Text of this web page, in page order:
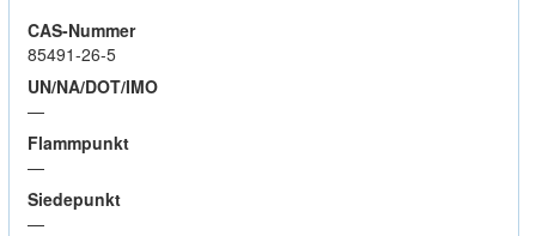
CAS-Nummer
85491-26-5
UN/NA/DOT/IMO
—
Flammpunkt
—
Siedepunkt
—